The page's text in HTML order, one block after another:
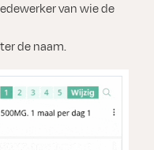
van wie de
de naam.